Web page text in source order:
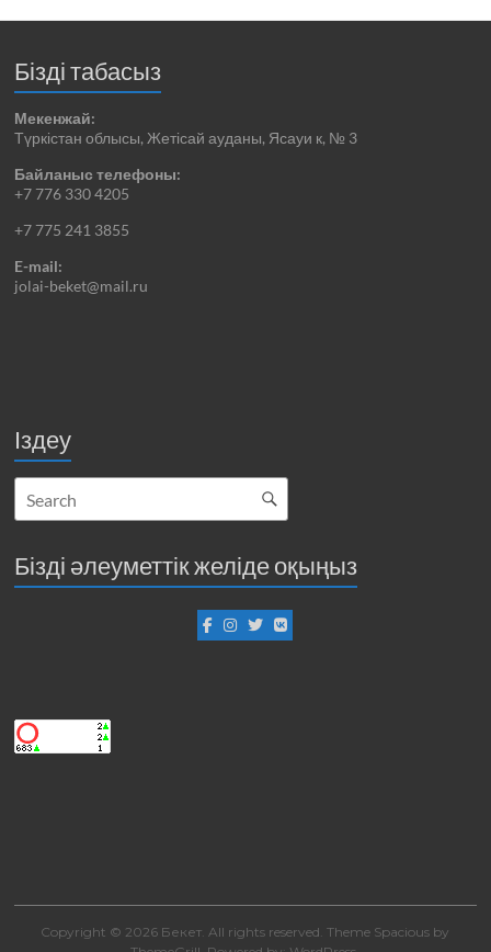
Бізді табасыз
Мекенжай:
Түркістан облысы, Жетісай ауданы, Ясауи к, № 3
Байланыс телефоны:
+7 776 330 4205
+7 775 241 3855
E-mail:
jolai-beket@mail.ru
Іздеу
Бізді әлеуметтік желіде оқыңыз
Copyright © 2026 Бекет. All rights reserved. Theme Spacious by